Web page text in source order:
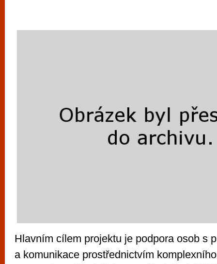
Hlavním cílem projektu je podpora osob s
a komunikace prostřednictvím